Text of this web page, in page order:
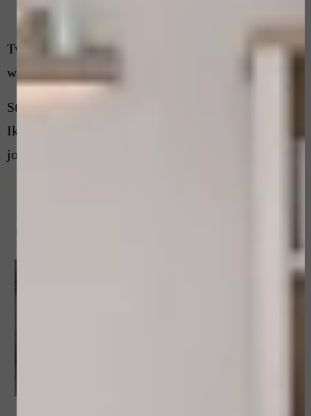
Twijfel je of jouw huidoneffenheid behandeld kan
worden?
Stuur gerust een duidelijke foto of plan een consult.
Ik beoordeel graag welke mogelijkheden er voor
jouw situatie zijn.